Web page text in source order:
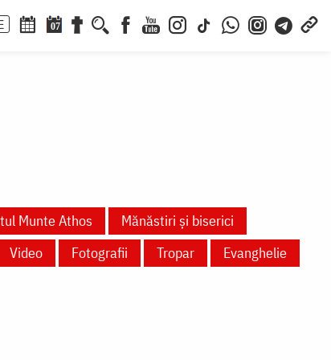
07
Munte Athos
Mănăstiri și biserici
Video Fotografii Tropar
Evanghelie